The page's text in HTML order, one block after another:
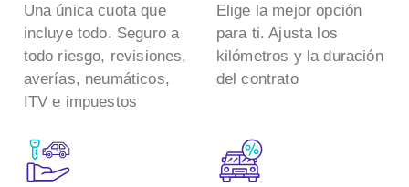
Una única cuota que
incluye todo. Seguro a
todo riesgo, revisiones,
averías, neumáticos,
ITV e impuestos
Elige la mejor opción
para ti. Ajusta los
kilómetros y la duración
del contrato